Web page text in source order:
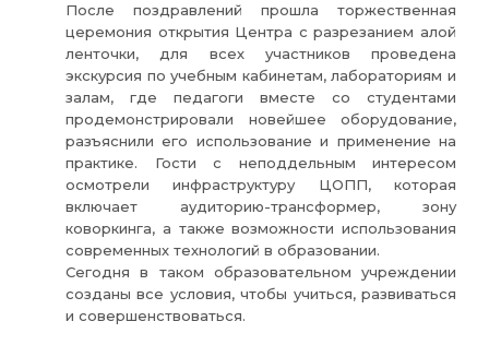
После поздравлений прошла торжественная
церемония открытия Центра с разрезанием алой
ленточки, для всех участников проведена
экскурсия по учебным кабинетам, лабораториям и
залам, где педагоги вместе со студентами
продемонстрировали новейшее оборудование,
разъяснили его использование и применение на
практике. Гости с неподдельным интересом
осмотрели инфраструктуру ЦОПП, которая
включает аудиторию-трансформер, зону
коворкинга, а также возможности использования
современных технологий в образовании.
Сегодня в таком образовательном учреждении
созданы все условия, чтобы учиться, развиваться
и совершенствоваться.